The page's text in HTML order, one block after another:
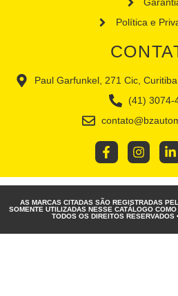
Política e
Paul Garfunkel, 271 Cic,
(41) 3074-
AS MARCAS CITADAS SÃO REGISTRADAS
SOMENTE UTILIZADAS NESSE CATÁLOGO
TODOS OS DIREITOS RESERVADOS